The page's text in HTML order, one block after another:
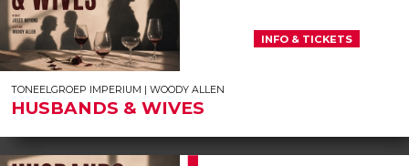
TONEELGROEP IMPERIUM | WOODY ALLEN
HUSBANDS & WIVES
INFO & TICKETS